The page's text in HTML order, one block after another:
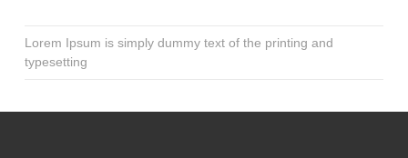
Lorem Ipsum is simply dummy text of the printing and
typesetting